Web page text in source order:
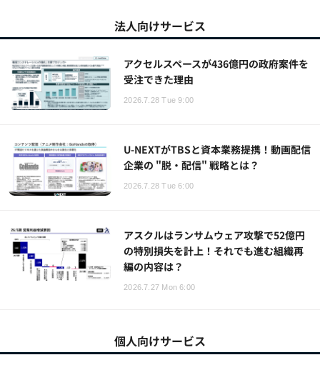
法人向けサービス
アクセルスペースが436億円の政府案件を
受注できた理由
2026.7.28 Tue 9:00
U-NEXTがTBSと資本業務提携！動画配信
企業の "脱・配信" 戦略とは？
2026.7.28 Tue 6:00
アスクルはランサムウェア攻撃で52億円
の特別損失を計上！それでも進む組織再
編の内容は？
2026.7.27 Mon 6:00
個人向けサービス